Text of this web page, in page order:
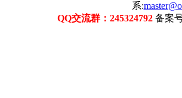
系:
QQ交流群：245324792 备案